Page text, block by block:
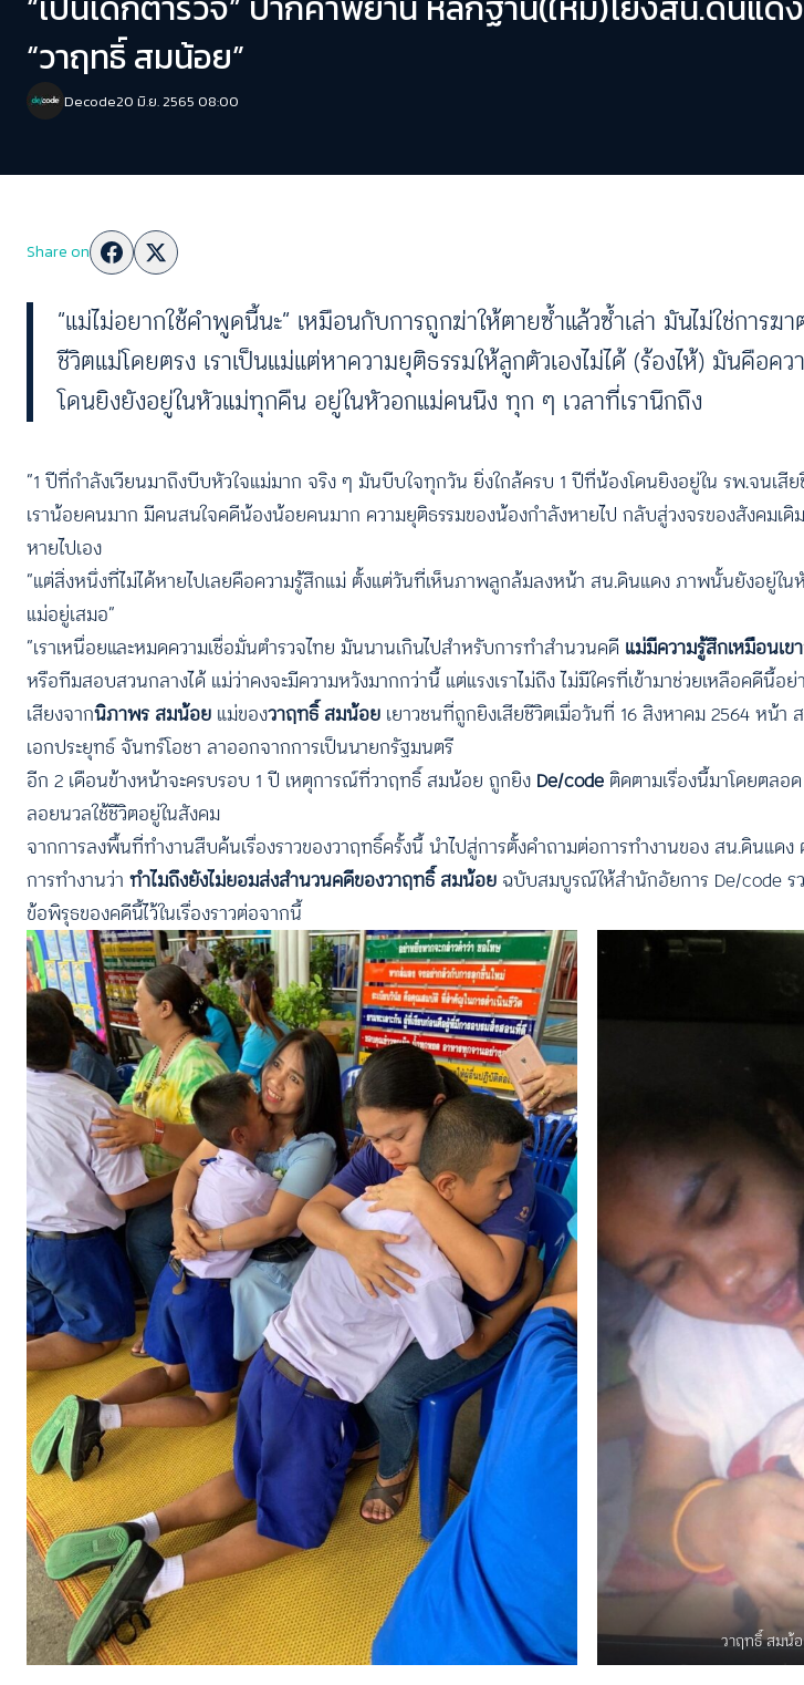
“วาฤทธิ์ สมน้อย”
Decode20 มิ.ย. 2565 08:00
Share on
“แม่ไม่อยากใช้คำพูดนี้นะ” เหมือนกับการถูกฆ่าให้ตายซ้ำแล้วซ้ำเล่า มันไม่ใช่การ
ชีวิตแม่โดยตรง เราเป็นแม่แต่หาความยุติธรรมให้ลูกตัวเองไม่ได้ (ร้องไห้) มันคือคว
โดนยิงยังอยู่ในหัวแม่ทุกคืน อยู่ในหัวอกแม่คนนึง ทุก ๆ เวลาที่เรานึกถึง
“1 ปีที่กำลังเวียนมาถึงบีบหัวใจแม่มาก จริง ๆ มันบีบใจทุกวัน ยิ่งใกล้ครบ 1 ปีที่น้องโดนยิงอยู่ใน รพ.จนเสี
เราน้อยคนมาก มีคนสนใจคดีน้องน้อยคนมาก ความยุติธรรมของน้องกำลังหายไป กลับสู่วงจรของสังคมเดิ
หายไปเอง
“แต่สิ่งหนึ่งที่ไม่ได้หายไปเลยคือความรู้สึกแม่ ตั้งแต่วันที่เห็นภาพลูกล้มลงหน้า สน.ดินแดง ภาพนั้นยังอยู่ในหั
แม่อยู่เสมอ”
“เราเหนื่อยและหมดความเชื่อมั่นตำรวจไทย มันนานเกินไปสำหรับการทำสำนวนคดี แม่มีความรู้สึกเหมือนเข
หรือทีมสอบสวนกลางได้ แม่ว่าคงจะมีความหวังมากกว่านี้ แต่แรงเราไม่ถึง ไม่มีใครที่เข้ามาช่วยเหลือคดีนี้อย่
เสียงจากนิภาพร สมน้อย แม่ของวาฤทธิ์ สมน้อย เยาวชนที่ถูกยิงเสียชีวิตเมื่อวันที่ 16 สิงหาคม 2564 หน้
เอกประยุทธ์ จันทร์โอชา ลาออกจากการเป็นนายกรัฐมนตรี
อีก 2 เดือนข้างหน้าจะครบรอบ 1 ปี เหตุการณ์ที่วาฤทธิ์ สมน้อย ถูกยิง De/codeติดตามเรื่องนี้มาโดยตล
ลอยนวลใช้ชีวิตอยู่ในสังคม
จากการลงพื้นที่ทำงานสืบค้นเรื่องราวของวาฤทธิ์ครั้งนี้ นำไปสู่การตั้งคำถามต่อการทำงานของ สน.ดินแ
การทำงานว่า ทำไมถึงยังไม่ยอมส่งสำนวนคดีของวาฤทธิ์ สมน้อย ฉบับสมบูรณ์ให้สำนักอัยการ De/code
ข้อพิรุธของคดีนี้ไว้ในเรื่องราวต่อจากนี้
วาฤทธิ์ สมน้